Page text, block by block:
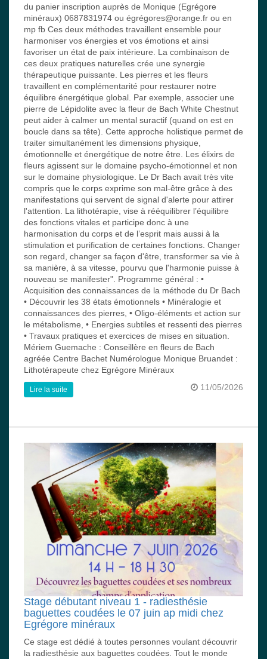
du panier inscription auprès de Monique (Egrégore
minéraux) 0687831974 ou égrégores@orange.fr ou en
mp fb Ces deux méthodes travaillent ensemble pour
harmoniser vos énergies et vos émotions et ainsi
favoriser un état de paix intérieure. La combinaison de
ces deux pratiques naturelles crée une synergie
thérapeutique puissante. Les pierres et les fleurs
travaillent en complémentarité pour restaurer notre
équilibre énergétique global. Par exemple, associer une
pierre de Lépidolite avec la fleur de Bach White Chestnut
peut aider à calmer un mental suractif (quand on est en
boucle dans sa tête). Cette approche holistique permet de
traiter simultanément les dimensions physique,
émotionnelle et énergétique de notre être. Les élixirs de
fleurs agissent sur le domaine psycho-émotionnel et non
sur le domaine physiologique. Le Dr Bach avait très vite
compris que le corps exprime son mal-être grâce à des
manifestations qui servent de signal d'alerte pour attirer
l'attention. La lithotérapie, vise à rééquilibrer l’équilibre
des fonctions vitales et participe donc à une
harmonisation du corps et de l’esprit mais aussi à la
stimulation et purification de certaines fonctions. Changer
son regard, changer sa façon d'être, transformer sa vie à
sa manière, à sa vitesse, pourvu que l'harmonie puisse à
nouveau se manifester". Programme général : •
Acquisition des connaissances de la méthode du Dr Bach
• Découvrir les 38 états émotionnels • Minéralogie et
connaissances des pierres, • Oligo-éléments et action sur
le métabolisme, • Energies subtiles et ressenti des pierres
• Travaux pratiques et exercices de mises en situation.
Mériem Guemache : Conseillère en fleurs de Bach
agréée Centre Bachet Numérologue Monique Bruandet :
Lithotérapeute chez Egrégore Minéraux
11/05/2026
Lire la suite
Stage débutant niveau 1 - radiesthésie
baguettes coudées le 07 juin ap midi chez
Egrégore minéraux
Ce stage est dédié à toutes personnes voulant découvrir
la radiesthésie aux baguettes coudées. Tout le monde